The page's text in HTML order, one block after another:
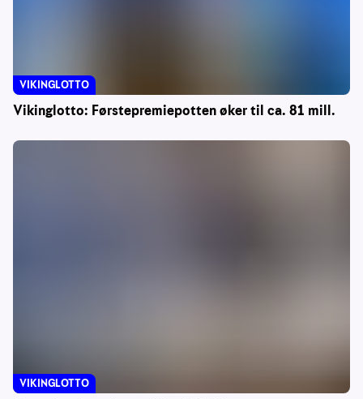
Vikinglotto: Førstepremiepotten øker til ca. 81 mill.
VIKINGLOTTO
VIKINGLOTTO